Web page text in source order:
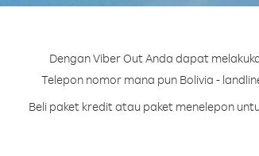
Dengan Viber Out Anda dapat
Telepon nomor mana pun Bolivia -
Beli paket kredit atau paket menelepon